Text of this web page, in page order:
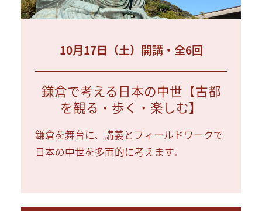
10月17日（土）開講・全6回
鎌倉で考える日本の中世【古都
を観る・歩く・楽しむ】
鎌倉を舞台に、講義とフィールドワークで
日本の中世を多面的に考えます。